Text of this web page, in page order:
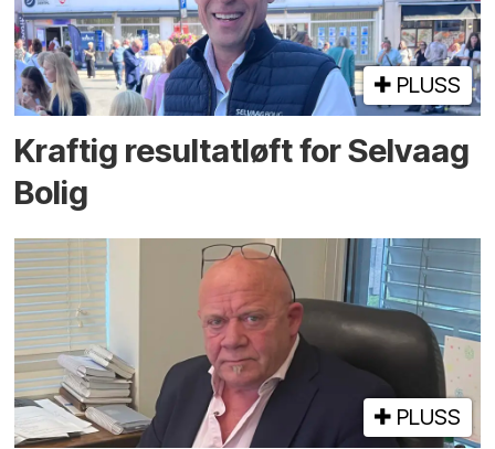
PLUSS
Kraftig resultatløft for Selvaag
Bolig
PLUSS